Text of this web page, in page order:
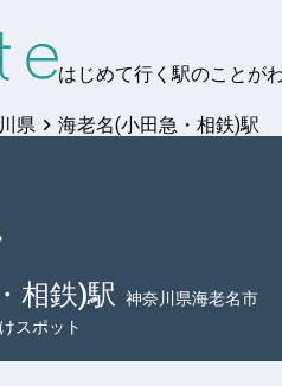
はじめて行く駅のことが
県 海老名(小田急・相鉄)駅
相鉄)駅
神奈川県海老名市
スポット